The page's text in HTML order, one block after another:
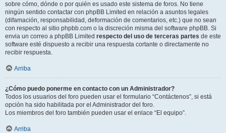
sobre cómo, dónde o por quién es usado este sistema de foros. No tiene
ningún sentido contactar con phpBB Limited en relación a asuntos legales
(difamación, responsabilidad, deformación de comentarios, etc.) que no sean
con respecto al sitio phpbb.com o la discreción misma del software phpBB. Si
envia un correo a phpBB Limited respecto del uso de terceras partes de este
software esté dispuesto a recibir una respuesta cortante o directamente no
recibir respuesta.
Arriba
¿Cómo puedo ponerme en contacto con un Administrador?
Todos los usuarios del foro pueden usar el formulario “Contáctenos”, si está
opción ha sido habilitada por el Administrador del foro.
Los miembros del foro también pueden usar el enlace “El equipo”.
Arriba